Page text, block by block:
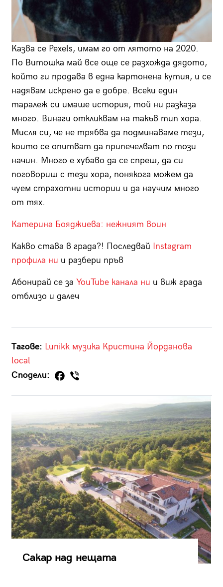
Казва се Pexels, имам го от лятото на 2020.
По Витошка май все още се разхожда дядото,
който ги продава в една картонена кутия, и се
надявам искрено да е добре. Всеки един
таралеж си имаше история, той ни разказа
много. Винаги откликвам на такъв тип хора.
Мисля си, че не трябва да подминаваме тези,
които се опитват да припечелват по този
начин. Много е хубаво да се спреш, да си
поговориш с тези хора, понякога можем да
чуем страхотни истории и да научим много
от тях.
Катерина Бояджиева: нежният воин
Какво става в града?! Последвай Instagram
профила ни и разбери пръв
Абонирай се за YouTube канала ни и виж града
отблизо и далеч
Тагове: Lunikk музика Кристина Йорданова
local
Сподели:
Сакар над нещата